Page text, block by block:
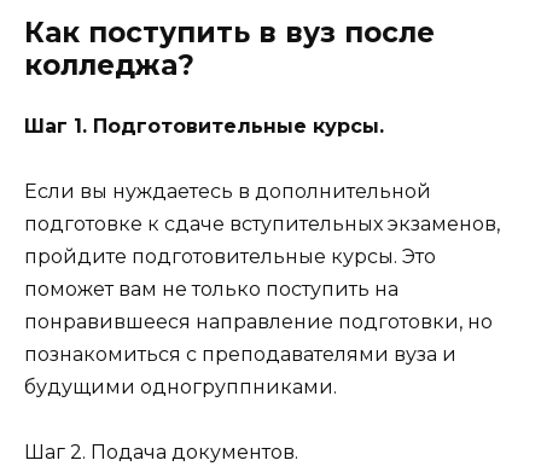
Как поступить в вуз после
колледжа?
Шаг 1. Подготовительные курсы.
Если вы нуждаетесь в дополнительной
подготовке к сдаче вступительных экзаменов,
пройдите подготовительные курсы. Это
поможет вам не только поступить на
понравившееся направление подготовки, но
познакомиться с преподавателями вуза и
будущими одногруппниками.
Шаг 2. Подача документов.